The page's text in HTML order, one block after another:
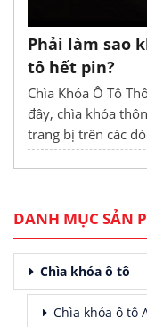
Phải làm sao
tô hết pin?
Chìa Khóa Ô Tô
đây, chìa khóa
trang bị trên các
DANH MỤC SẢN
Chìa khóa ô tô
Chìa khóa ô tô